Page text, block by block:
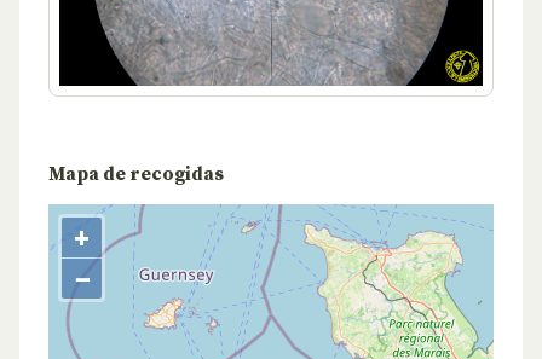
Mapa de recogidas
+
−